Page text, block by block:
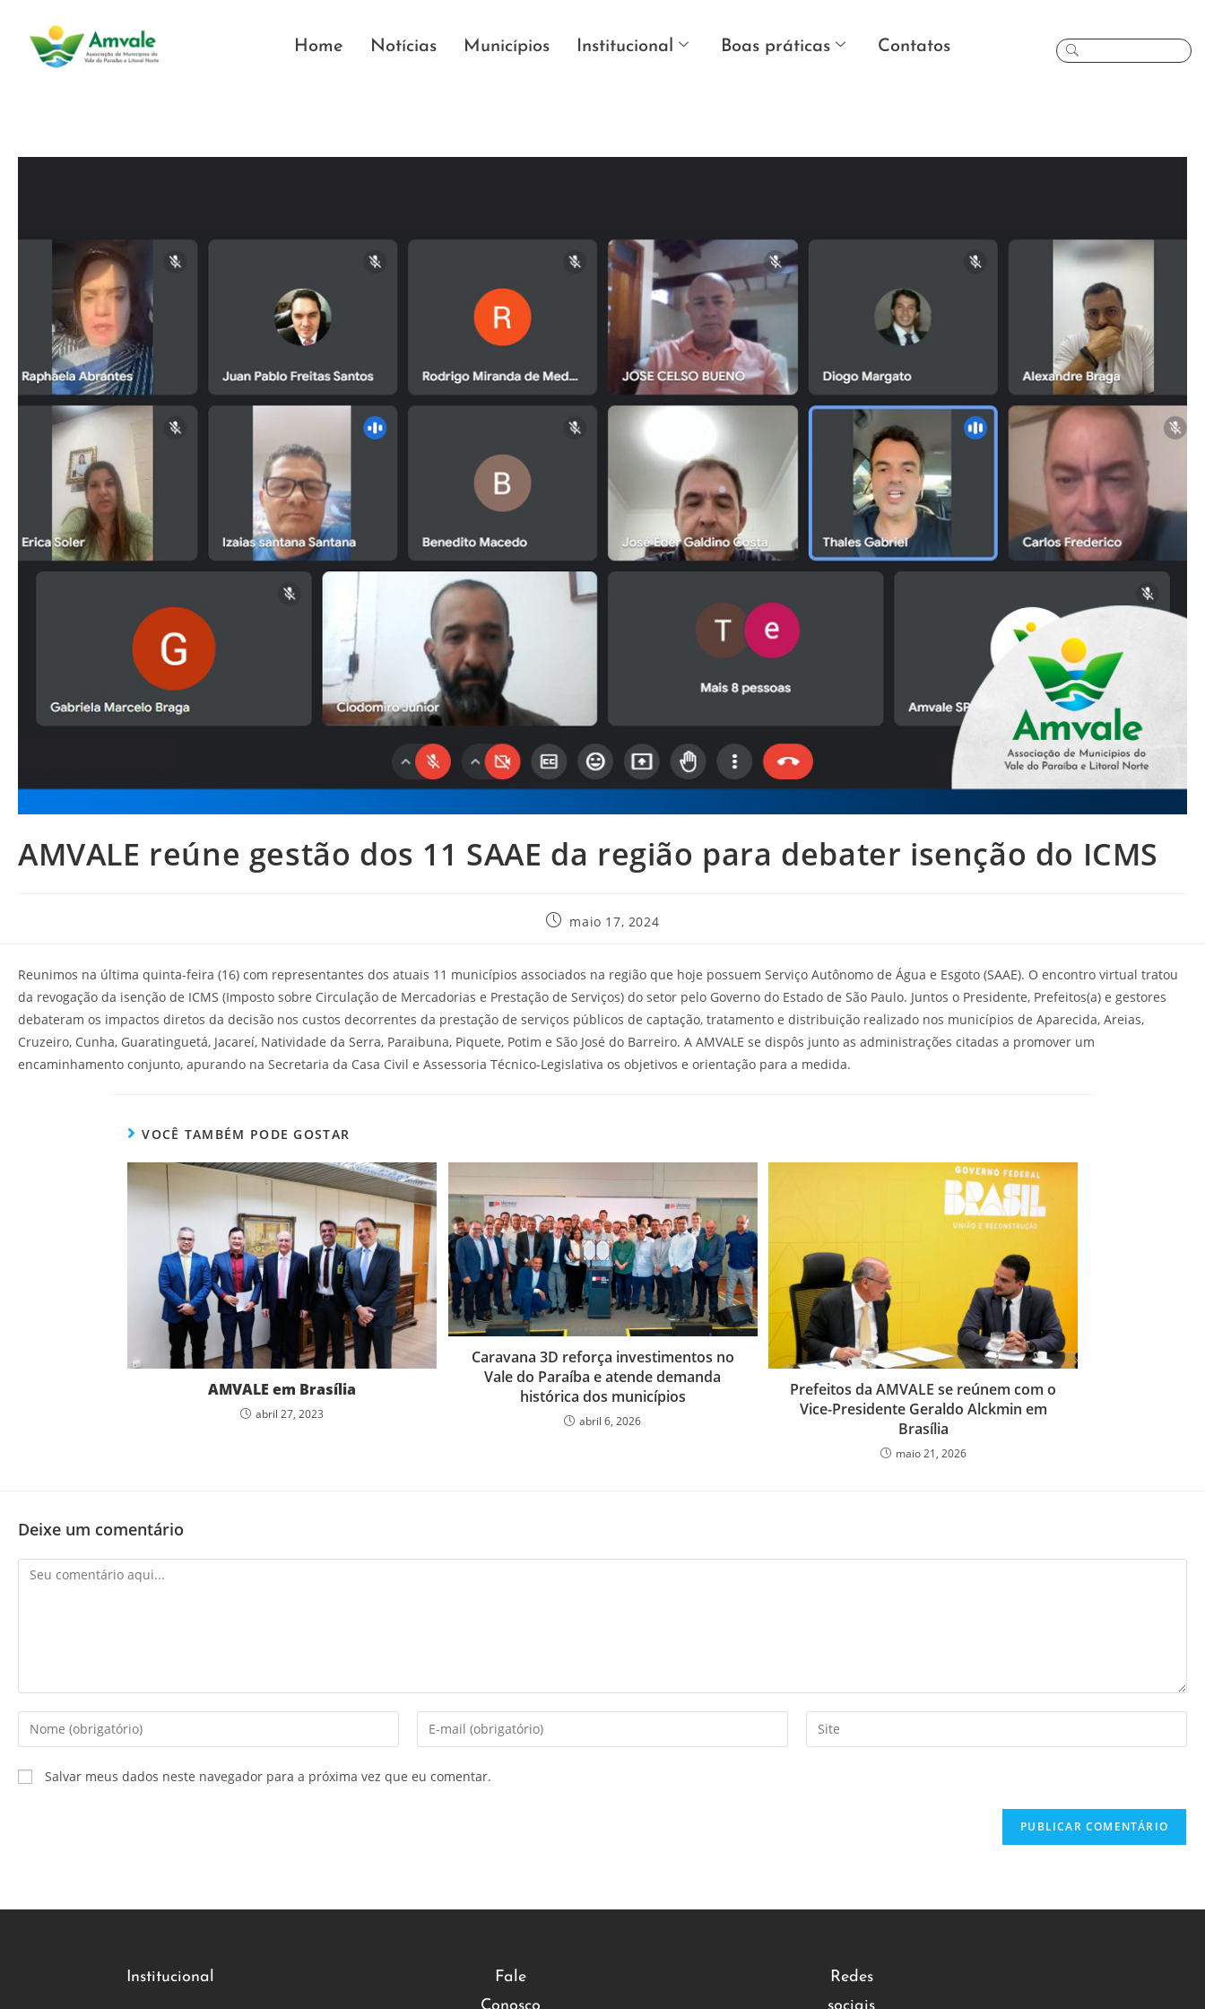
Home Notícias Municípios Institucional Boas práticas Contatos
AMVALE reúne gestão dos 11 SAAE da região para debater isenção do ICMS
maio 17, 2024
Reunimos na última quinta-feira (16) com representantes dos atuais 11 municípios associados na região que hoje possuem Serviço Autônomo de Água e Esgoto (SAAE). O encontro virtual tratou
da revogação da isenção de ICMS (Imposto sobre Circulação de Mercadorias e Prestação de Serviços) do setor pelo Governo do Estado de São Paulo. Juntos o Presidente, Prefeitos(a) e gestores
debateram os impactos diretos da decisão nos custos decorrentes da prestação de serviços públicos de captação, tratamento e distribuição realizado nos municípios de Aparecida, Areias,
Cruzeiro, Cunha, Guaratinguetá, Jacareí, Natividade da Serra, Paraibuna, Piquete, Potim e São José do Barreiro. A AMVALE se dispôs junto as administrações citadas a promover um
encaminhamento conjunto, apurando na Secretaria da Casa Civil e Assessoria Técnico-Legislativa os objetivos e orientação para a medida.
VOCÊ TAMBÉM PODE GOSTAR
AMVALE em Brasília
abril 27, 2023
Caravana 3D reforça investimentos no
Vale do Paraíba e atende demanda
histórica dos municípios
abril 6, 2026
Prefeitos da AMVALE se reúnem com o
Vice-Presidente Geraldo Alckmin em
Brasília
maio 21, 2026
Deixe um comentário
Salvar meus dados neste navegador para a próxima vez que eu comentar.
Institucional
Fale
Redes